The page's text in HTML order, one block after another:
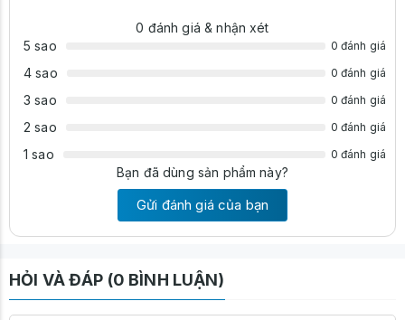
0 đánh giá & nhận xét
5 sao
0 đánh giá
4 sao 0 đánh giá
3 sao 0 đánh giá
2 sao 0 đánh giá
1 sao 0 đánh giá
Bạn đã dùng sản phẩm này?
Gửi đánh giá của bạn
HỎI VÀ ĐÁP (0 BÌNH LUẬN)